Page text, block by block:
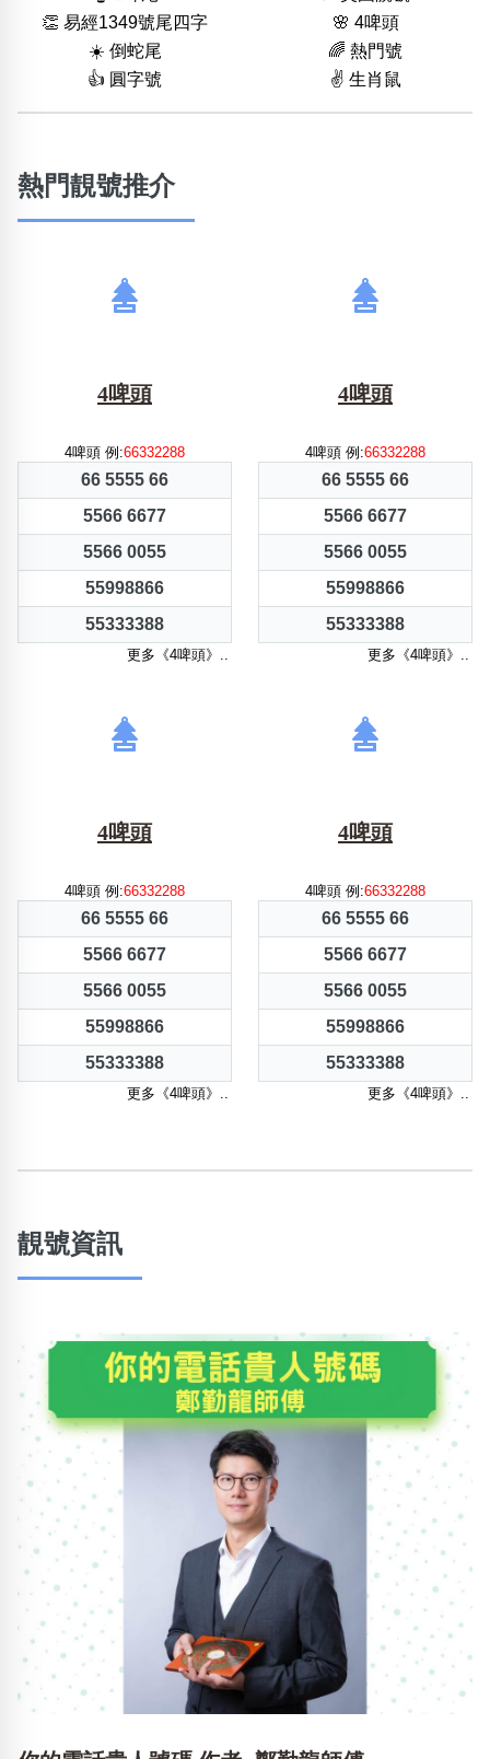
👏 易經1349號尾四字
🌸 4啤頭
☀️ 倒蛇尾
🌈 熱門號
👍 圓字號
✌️ 生肖鼠
熱門靚號推介
4啤頭
4啤頭 例:66332288
66 5555 66
5566 6677
5566 0055
55998866
55333388
更多《4啤頭》..
4啤頭
4啤頭 例:66332288
66 5555 66
5566 6677
5566 0055
55998866
55333388
更多《4啤頭》..
4啤頭
4啤頭 例:66332288
66 5555 66
5566 6677
5566 0055
55998866
55333388
更多《4啤頭》..
4啤頭
4啤頭 例:66332288
66 5555 66
5566 6677
5566 0055
55998866
55333388
更多《4啤頭》..
靚號資訊